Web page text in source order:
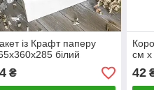
із Крафт паперу
білий
₴
см
42